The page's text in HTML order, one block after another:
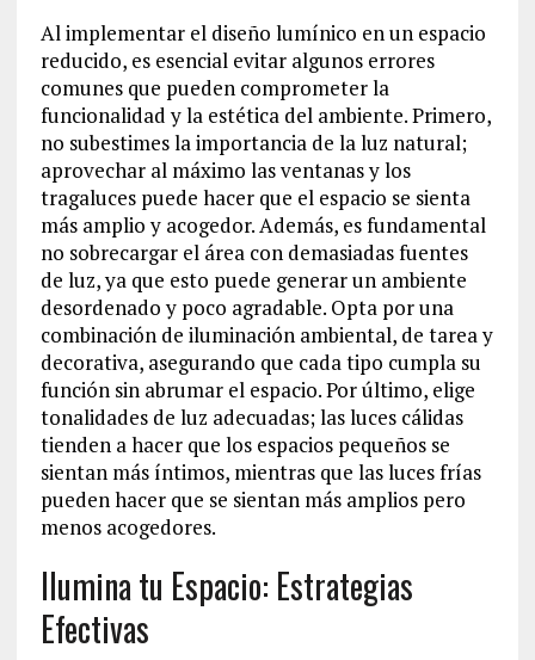
Al implementar el diseño lumínico en un espacio
reducido, es esencial evitar algunos errores
comunes que pueden comprometer la
funcionalidad y la estética del ambiente. Primero,
no subestimes la importancia de la luz natural;
aprovechar al máximo las ventanas y los
tragaluces puede hacer que el espacio se sienta
más amplio y acogedor. Además, es fundamental
no sobrecargar el área con demasiadas fuentes
de luz, ya que esto puede generar un ambiente
desordenado y poco agradable. Opta por una
combinación de iluminación ambiental, de tarea y
decorativa, asegurando que cada tipo cumpla su
función sin abrumar el espacio. Por último, elige
tonalidades de luz adecuadas; las luces cálidas
tienden a hacer que los espacios pequeños se
sientan más íntimos, mientras que las luces frías
pueden hacer que se sientan más amplios pero
menos acogedores.
Ilumina tu Espacio: Estrategias
Efectivas